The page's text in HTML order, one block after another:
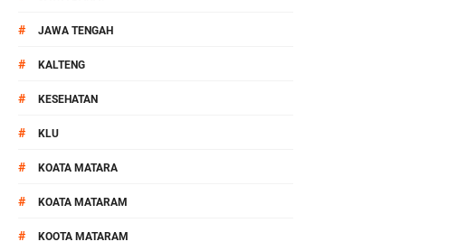
# JAWA TENGAH
# KALTENG
# KESEHATAN
# KLU
# KOATA MATARA
# KOATA MATARAM
# KOOTA MATARAM